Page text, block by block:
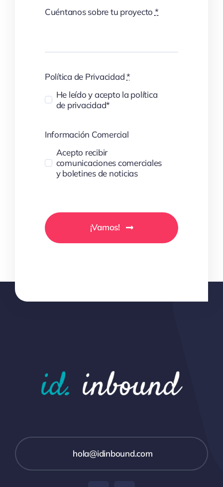
Cuéntanos sobre tu proyecto *
Política de Privacidad*
He leído y acepto la política
de privacidad*
Información Comercial
Acepto recibir
comunicaciones comerciales
y boletines de noticias
¡Vamos!
hola@idinbound.com